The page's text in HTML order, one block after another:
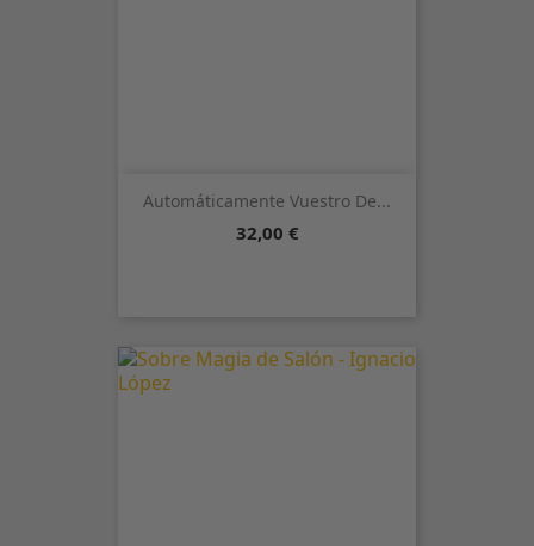
Automáticamente Vuestro De...
Precio
32,00 €